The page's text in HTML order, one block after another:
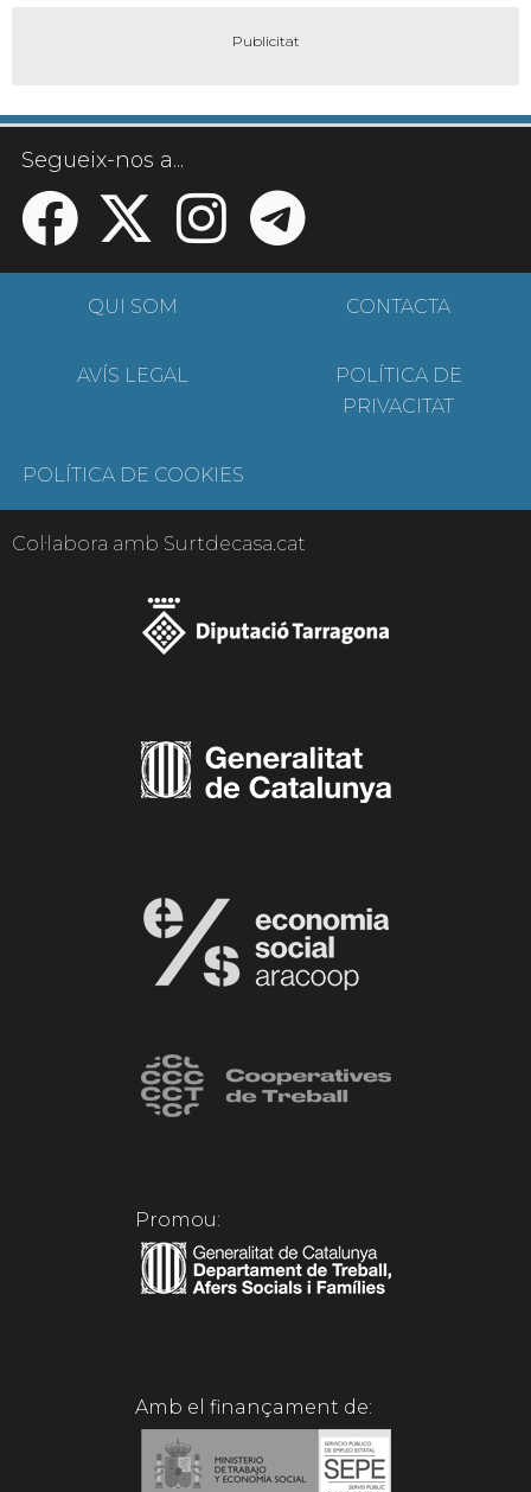
Segueix-nos a...
QUI SOM CONTACTA
AVÍS LEGAL
POLÍTICA DE
PRIVACITAT
POLÍTICA DE COOKIES
Col·labora amb Surtdecasa.cat
Promou:
Amb el finançament de: